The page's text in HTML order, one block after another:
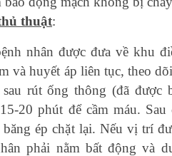
thuật:
nhân được đưa về khu
và huyết áp liên tục, theo
rút ống thông (đã được
20 phút để cầm máu.
ép chặt lại. Nếu vị trí
phải nằm bất động và